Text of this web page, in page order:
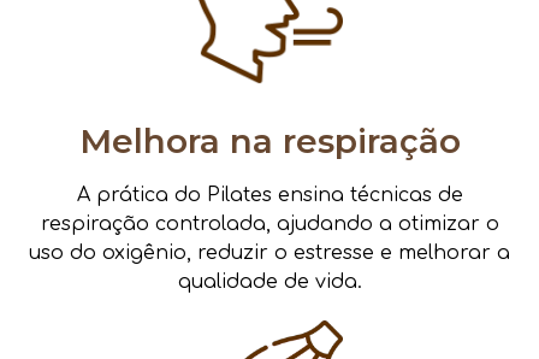
Melhora na respiração
A prática do Pilates ensina técnicas de
respiração controlada, ajudando a otimizar o
uso do oxigênio, reduzir o estresse e melhorar a
qualidade de vida.